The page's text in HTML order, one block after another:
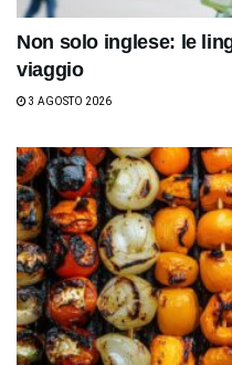
Non solo inglese: le
viaggio
3 AGOSTO 2026